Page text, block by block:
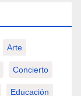
Arte
Concierto
Educación